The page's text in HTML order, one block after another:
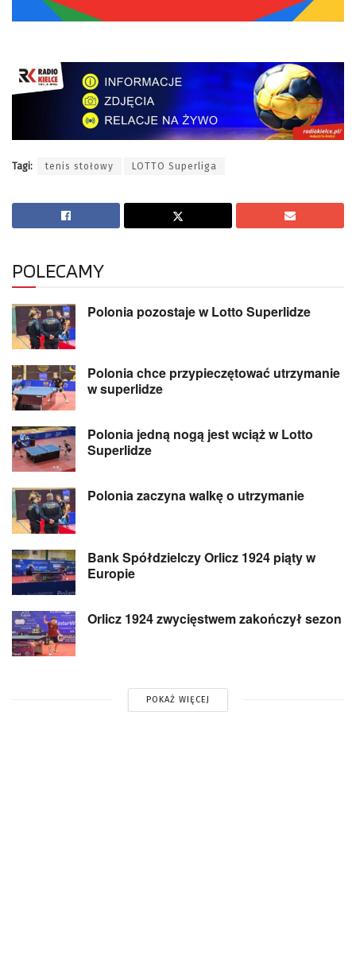
Tagi: tenis stołowy LOTTO Superliga
POLECAMY
Polonia pozostaje w Lotto Superlidze
Polonia chce przypieczętować utrzymanie
w superlidze
Polonia jedną nogą jest wciąż w Lotto
Superlidze
Polonia zaczyna walkę o utrzymanie
Bank Spółdzielczy Orlicz 1924 piąty w
Europie
Orlicz 1924 zwycięstwem zakończył sezon
POKAŻ WIĘCEJ